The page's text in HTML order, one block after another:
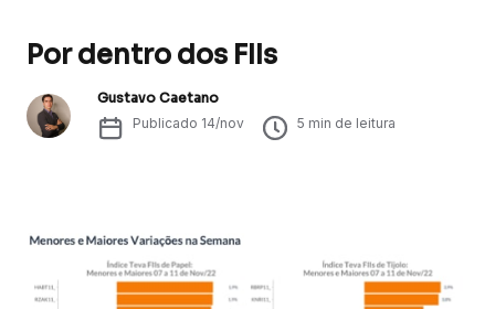
Por dentro dos FIIs
Gustavo Caetano
Publicado 14/nov 5 min de leitura